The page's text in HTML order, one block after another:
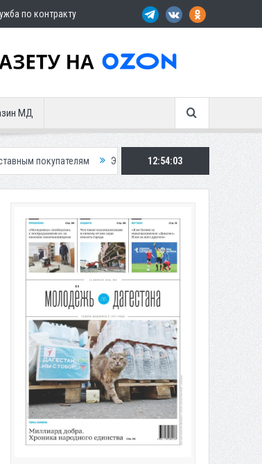
по контракту
МД
Экс-сотрудница Соцфонда получила срок за обман
12:54:04